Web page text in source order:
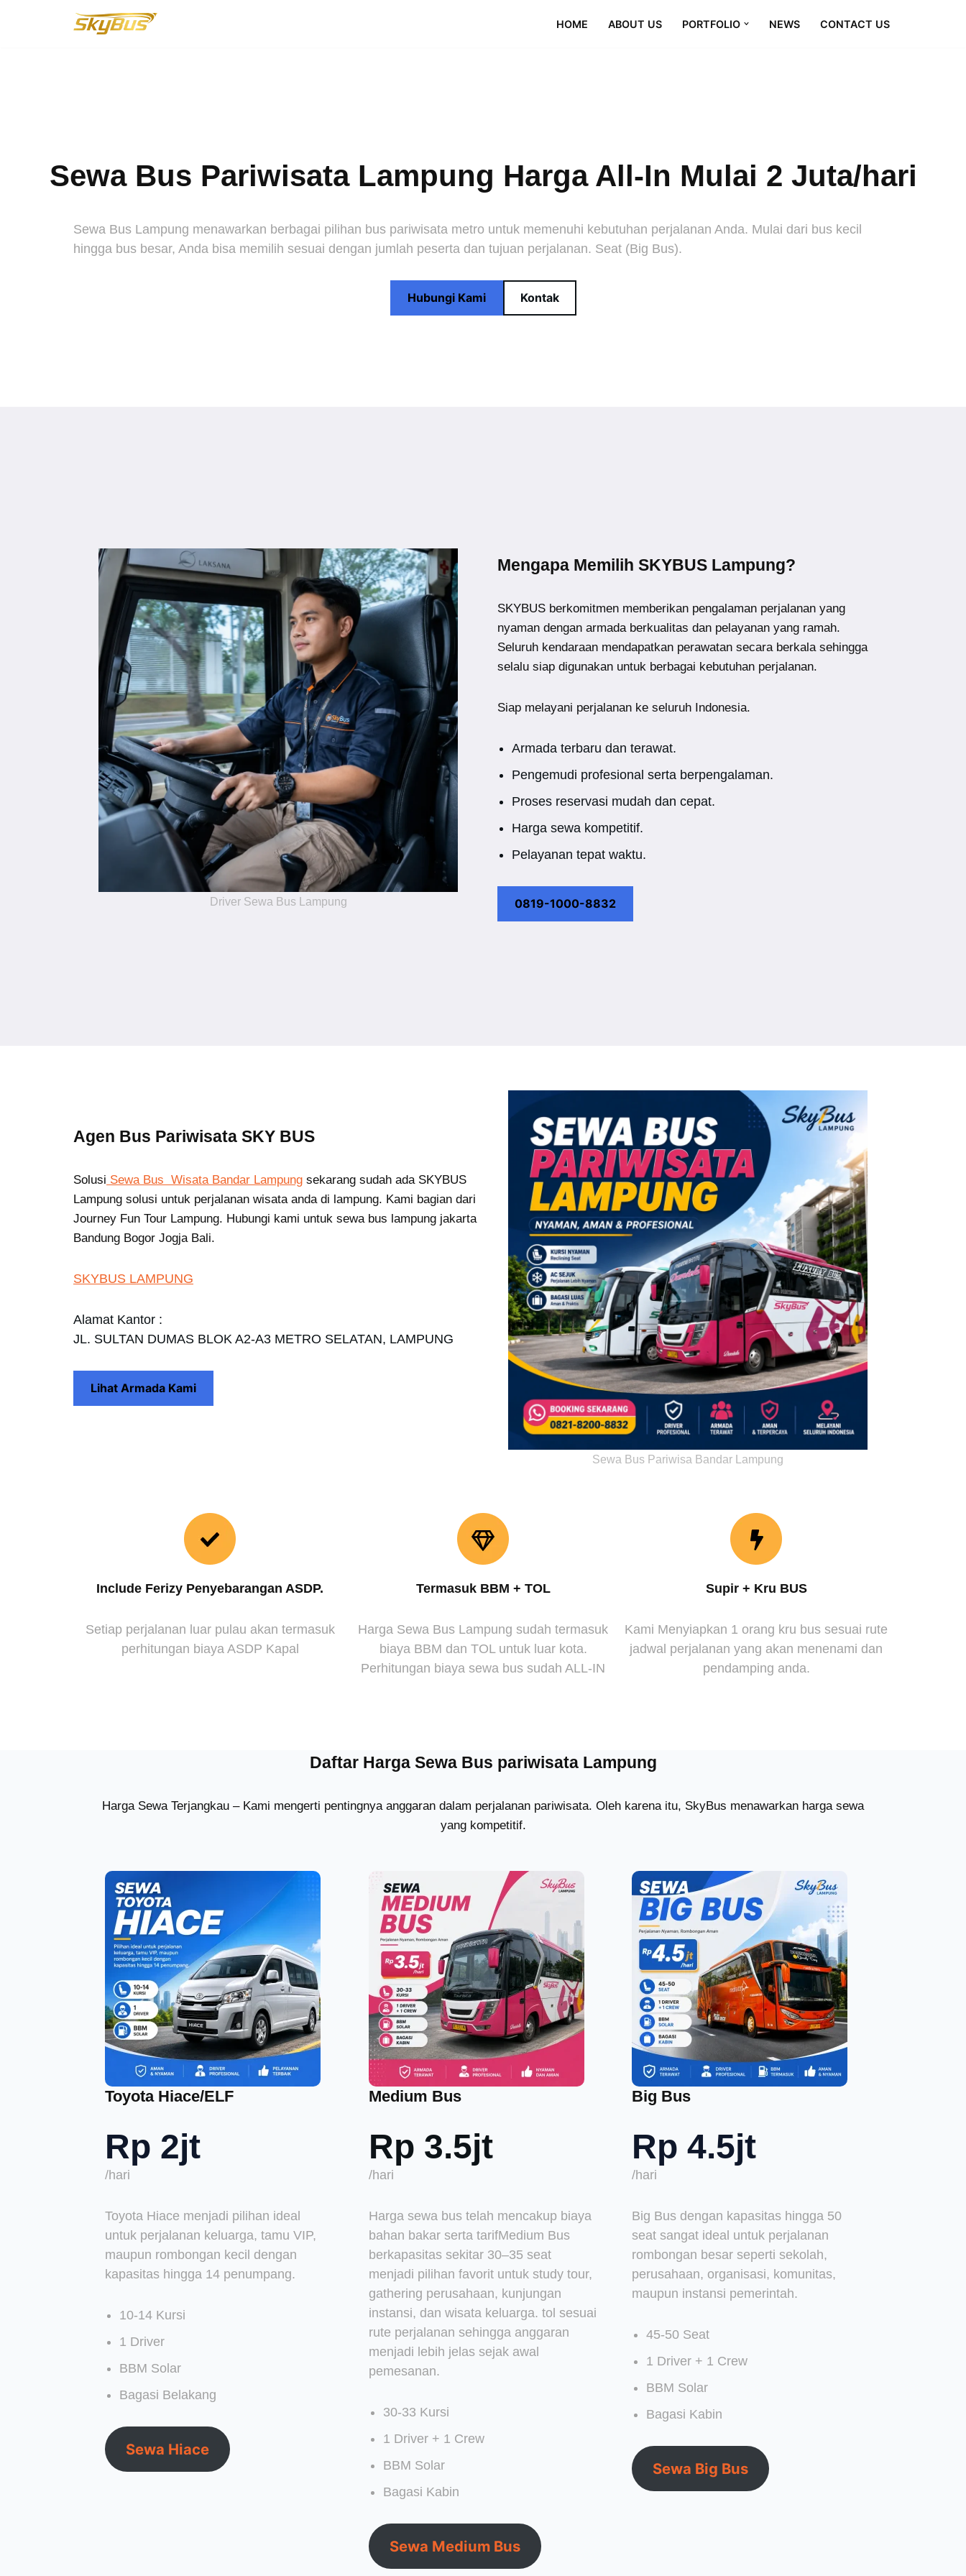
HOME ABOUT US PORTFOLIO NEWS CONTACT US
Sewa Bus Pariwisata Lampung Harga All-In Mulai 2 Juta/hari
Sewa Bus Lampung menawarkan berbagai pilihan bus pariwisata metro untuk memenuhi kebutuhan perjalanan Anda. Mulai dari bus kecil
hingga bus besar, Anda bisa memilih sesuai dengan jumlah peserta dan tujuan perjalanan. Seat (Big Bus).
Hubungi Kami Kontak
Driver Sewa Bus Lampung
Mengapa Memilih SKYBUS Lampung?
SKYBUS berkomitmen memberikan pengalaman perjalanan yang
nyaman dengan armada berkualitas dan pelayanan yang ramah.
Seluruh kendaraan mendapatkan perawatan secara berkala sehingga
selalu siap digunakan untuk berbagai kebutuhan perjalanan.
Siap melayani perjalanan ke seluruh Indonesia.
Armada terbaru dan terawat.
Pengemudi profesional serta berpengalaman.
Proses reservasi mudah dan cepat.
Harga sewa kompetitif.
Pelayanan tepat waktu.
0819-1000-8832
Agen Bus Pariwisata SKY BUS
Solusi Sewa Bus Wisata Bandar Lampung sekarang sudah ada SKYBUS
Lampung solusi untuk perjalanan wisata anda di lampung. Kami bagian dari
Journey Fun Tour Lampung. Hubungi kami untuk sewa bus lampung jakarta
Bandung Bogor Jogja Bali.
SKYBUS LAMPUNG
Alamat Kantor :
JL. SULTAN DUMAS BLOK A2-A3 METRO SELATAN, LAMPUNG
Lihat Armada Kami
Sewa Bus Pariwisa Bandar Lampung
Include Ferizy Penyebarangan ASDP.
Setiap perjalanan luar pulau akan termasuk
perhitungan biaya ASDP Kapal
Termasuk BBM + TOL
Harga Sewa Bus Lampung sudah termasuk
biaya BBM dan TOL untuk luar kota.
Perhitungan biaya sewa bus sudah ALL-IN
Supir + Kru BUS
Kami Menyiapkan 1 orang kru bus sesuai rute
jadwal perjalanan yang akan menenami dan
pendamping anda.
Daftar Harga Sewa Bus pariwisata Lampung
Harga Sewa Terjangkau – Kami mengerti pentingnya anggaran dalam perjalanan pariwisata. Oleh karena itu, SkyBus menawarkan harga sewa
yang kompetitif.
Toyota Hiace/ELF
Rp 2jt
/hari
Toyota Hiace menjadi pilihan ideal
untuk perjalanan keluarga, tamu VIP,
maupun rombongan kecil dengan
kapasitas hingga 14 penumpang.
10-14 Kursi
1 Driver
BBM Solar
Bagasi Belakang
Sewa Hiace
Medium Bus
Rp 3.5jt
/hari
Harga sewa bus telah mencakup biaya
bahan bakar serta tarifMedium Bus
berkapasitas sekitar 30–35 seat
menjadi pilihan favorit untuk study tour,
gathering perusahaan, kunjungan
instansi, dan wisata keluarga. tol sesuai
rute perjalanan sehingga anggaran
menjadi lebih jelas sejak awal
pemesanan.
30-33 Kursi
1 Driver + 1 Crew
BBM Solar
Bagasi Kabin
Sewa Medium Bus
Big Bus
Rp 4.5jt
/hari
Big Bus dengan kapasitas hingga 50
seat sangat ideal untuk perjalanan
rombongan besar seperti sekolah,
perusahaan, organisasi, komunitas,
maupun instansi pemerintah.
45-50 Seat
1 Driver + 1 Crew
BBM Solar
Bagasi Kabin
Sewa Big Bus